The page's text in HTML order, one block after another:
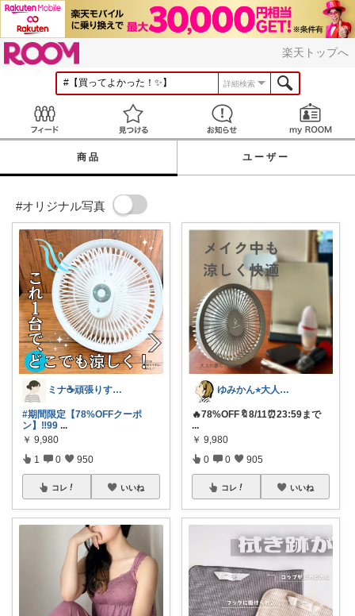
楽天トップへ
詳細検索
見つける お知らせ
商品 ユーザー
#オリジナル写真
ミナ☕️頑張りすぎない暮らし🏠
#期間限定【78%OFFクーポ
ン】‼️99 ...
￥ 9,980
1 0 950
コレ いいね
ゆみかん⭐︎大人の暮らし研究室
🔥78%OFF🔖8/11⏰23:59まで
...
￥ 9,980
0 0 905
コレ いいね